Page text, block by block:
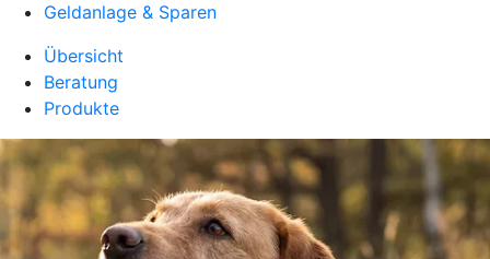
Geldanlage & Sparen
Übersicht
Beratung
Produkte